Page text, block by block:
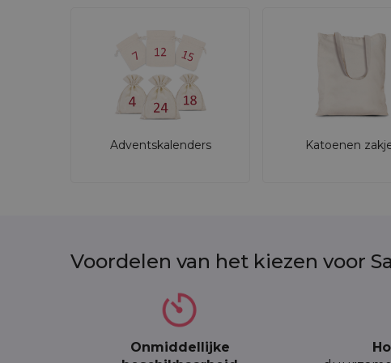
Waarom kiezen voor katoenen
Door te kiezen voor deze katoenen zakjes 8 x
duurzame en herbruikbare
zakjes die
eennatuurlijke look
die goed past bij
praktische inhoud
voor kleine items,
U kunt deze zakjes laten bedrukken vanaf 30
Adventskalenders Katoenen
Voordelen van het kiezen voor
Onmiddellijke